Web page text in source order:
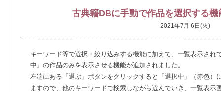
古典籍DBに手動で作品を選択する
2021年7月 6日(火)
キーワード等で選択・絞り込みする機能に加えて、一覧表示され
中」の作品のみを表示させる機能が追加されました。
左端にある「選ぶ」ボタンをクリックすると「選択中」（赤色）
ますので、他のキーワードで検索しながら選んでいき、一覧表示